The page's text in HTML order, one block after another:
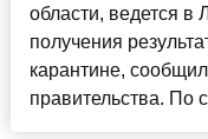
области, ведется в
получения
карантине,
правительства. По